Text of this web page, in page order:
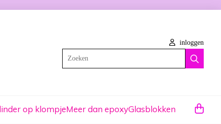
inloggen
Zoeken
op klompjeMeer dan epoxyGlasblokken